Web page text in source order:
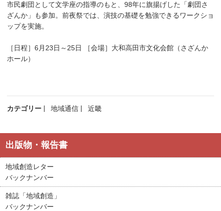
市民劇団として文学座の指導のもと、98年に旗揚げした「劇団さ
ざんか」も参加。前夜祭では、演技の基礎を勉強できるワークショ
ップを実施。
［日程］6月23日～25日 ［会場］大和高田市文化会館（さざんか
ホール）
カテゴリー 地域通信 近畿
出版物・報告書
地域創造レター
バックナンバー
雑誌「地域創造」
バックナンバー